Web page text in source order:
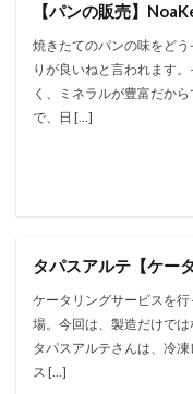
【パンの販売】
焼きたてのパンの味をど
りが良いねと言われます
く、ミネラルが豊富だか
で、日 […]
タパスアルテ【ケー
ケータリングサービスを
場。今回は、製造だけで
タパスアルテさんは、冷
ス […]